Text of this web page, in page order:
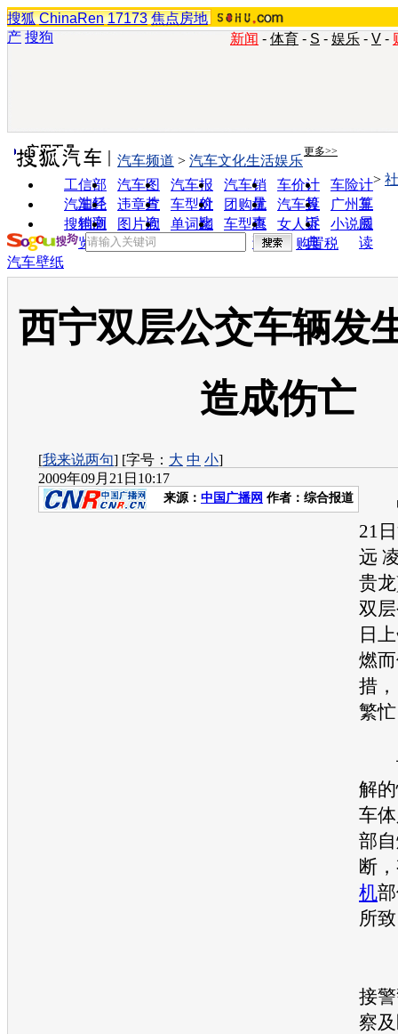
搜狐 ChinaRen 17173 焦点房地
产 搜狗 新闻 - 体育 - S - 娱乐 - V -
实用工具 更多>>
工信部
油耗
汽车图
片
汽车报
价
汽车销
量
车价计
算
车险计
算
汽车经
销商
违章查
询
车型对
比
团购优
惠
汽车投
诉
广州车
展
搜狗浏
览器
图片欣
赏
单词翻
车型查
询
女人宝
典
小说阅
读
汽车频道 > 汽车文化生活娱乐
>
购置税
汽车壁纸
西宁双层公交车辆发
造成伤亡
[我来说两句] [字号： 大 中 小]
2009年09月21日10:17
来源： 中国广播网 作者：综合报道
中
21
远
贵
双
日
燃
措
繁
记
解
车
部
断
机
所
接
察